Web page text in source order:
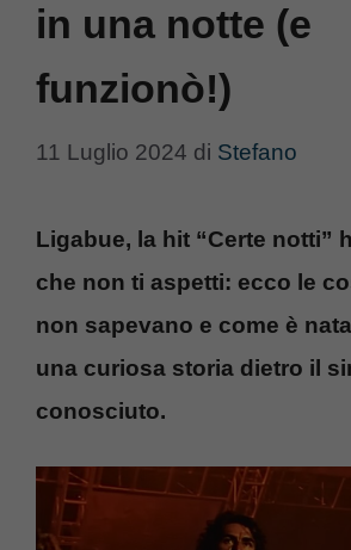
in una notte (e
funzionò!)
11 Luglio 2024 di Stefano
Ligabue, la hit “Certe notti”
che non ti aspetti: ecco le
non sapevano e come è
una curiosa storia dietro il
conosciuto.